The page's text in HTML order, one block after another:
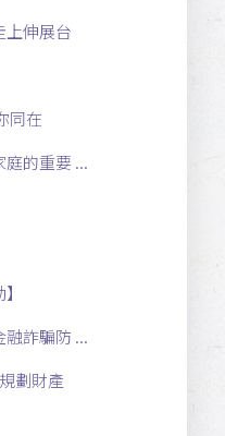
上伸展台
同在
庭的重要 ...
融詐騙防 ...
劃財產